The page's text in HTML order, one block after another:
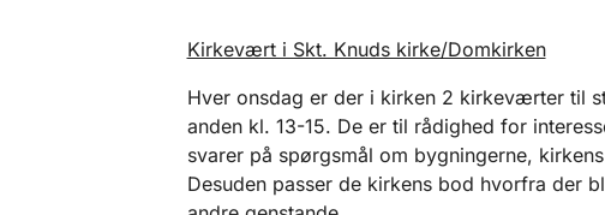
Kirkevært i Skt. Knuds kirke/Domkirken
Hver onsdag er der i kirken 2 kirkeværter til
anden kl. 13-15. De er til rådighed for
svarer på spørgsmål om bygningerne,
Desuden passer de kirkens bod hvorfra der